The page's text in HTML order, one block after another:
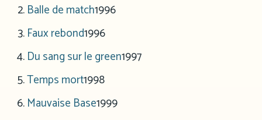
Balle de match1996
Faux rebond1996
Du sang sur le green1997
Temps mort1998
Mauvaise Base1999